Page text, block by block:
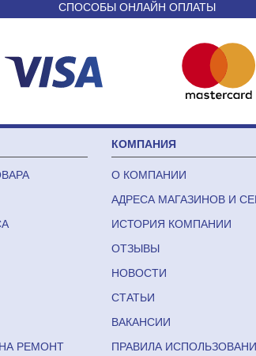
СПОСОБЫ ОНЛАЙН ОПЛАТЫ
РЕМОНТ
КОМПАНИЯ
О КОМПАНИИ
АДРЕСА МАГАЗИНОВ И
ИСТОРИЯ КОМПАНИИ
ОТЗЫВЫ
НОВОСТИ
СТАТЬИ
ВАКАНСИИ
ПРАВИЛА